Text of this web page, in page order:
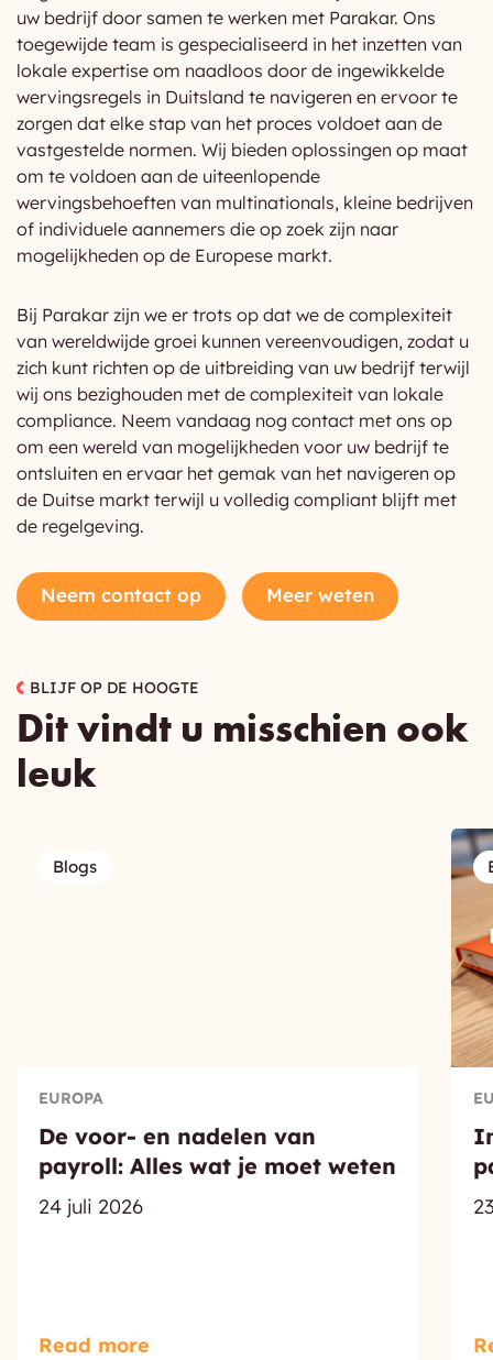
uw bedrijf door samen te werken met Parakar. Ons
toegewijde team is gespecialiseerd in het inzetten van
lokale expertise om naadloos door de ingewikkelde
wervingsregels in Duitsland te navigeren en ervoor te
zorgen dat elke stap van het proces voldoet aan de
vastgestelde normen. Wij bieden oplossingen op maat
om te voldoen aan de uiteenlopende
wervingsbehoeften van multinationals, kleine bedrijven
of individuele aannemers die op zoek zijn naar
mogelijkheden op de Europese markt.
Bij Parakar zijn we er trots op dat we de complexiteit
van wereldwijde groei kunnen vereenvoudigen, zodat u
zich kunt richten op de uitbreiding van uw bedrijf terwijl
wij ons bezighouden met de complexiteit van lokale
compliance. Neem vandaag nog contact met ons op
om een wereld van mogelijkheden voor uw bedrijf te
ontsluiten en ervaar het gemak van het navigeren op
de Duitse markt terwijl u volledig compliant blijft met
de regelgeving.
Neem contact op Meer weten
BLIJF OP DE HOOGTE
Dit vindt u misschien ook
leuk
Blogs
EUROPA
De voor- en nadelen van
payroll: Alles wat je moet weten
24 juli 2026
Read more